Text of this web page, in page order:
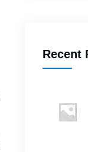
Recent